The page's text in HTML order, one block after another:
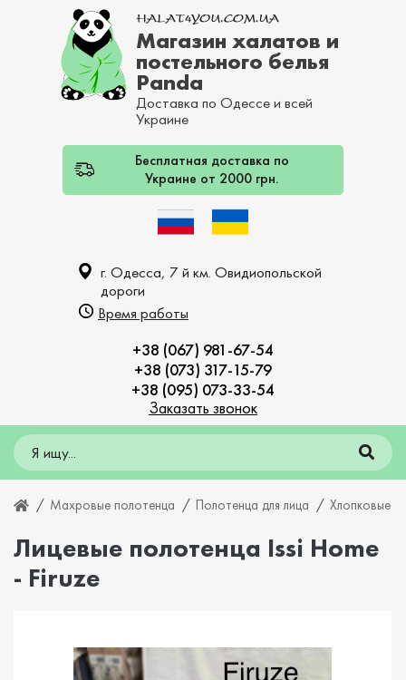
Магазин халатов и
постельного белья
Panda
Доставка по Одессе и всей
Украине
Бесплатная доставка по
Украине от 2000 грн.
г. Одесса, 7 й км. Овидиопольской
дороги
Время работы
+38 (067) 981-67-54
+38 (073) 317-15-79
+38 (095) 073-33-54
Заказать звонок
Махровые полотенца Полотенца для лица Хлопковые
Лицевые полотенца Issi Home
- Firuze